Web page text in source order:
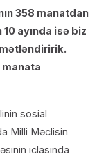
358 manatdan
ayında isə biz
sosial
Milli Məclisin
iclasında